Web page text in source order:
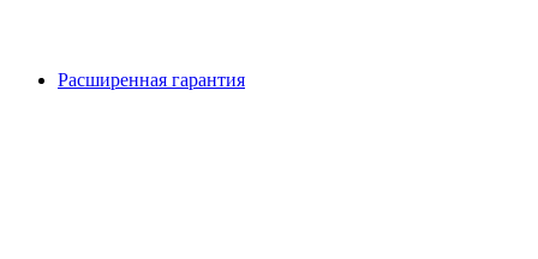
Расширенная гарантия